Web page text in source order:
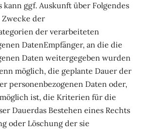
kann ggf. Auskunft über Folgendes
der
der verarbeiteten
DatenEmpfänger, an die die
Daten weitergegeben wurden
möglich, die geplante Dauer der
personenbezogenen Daten oder,
ist, die Kriterien für die
Dauerdas Bestehen eines Rechts
oder Löschung der sie